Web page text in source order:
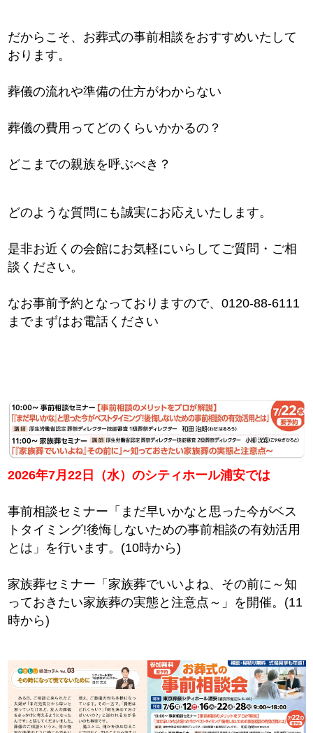
だからこそ、お葬式の事前相談をおすすめいたして
おります。
葬儀の流れや準備の仕方がわからない
葬儀の費用ってどのくらいかかるの？
どこまでの親族を呼ぶべき？
どのような質問にも誠実にお応えいたします。
是非お近くの会館にお気軽にいらしてご質問・ご相
談ください。
なお事前予約となっておりますので、0120-88-6111
までまずはお電話ください
2026年7月22日（水）のシティホール浦安では
事前相談セミナー「まだ早いかなと思った今がベス
トタイミング!後悔しないための事前相談の有効活用
とは」を行います。(10時から)
家族葬セミナー「家族葬でいいよね、その前に～知
っておきたい家族葬の実態と注意点～」を開催。(11
時から)